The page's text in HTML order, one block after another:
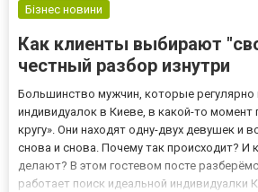
Бізнес новини
Как клиенты выбирают
честный разбор изнутри
Большинство мужчин, которые регулярно
индивидуалок в Киеве, в какой-то момент
кругу». Они находят одну-двух девушек и
снова и снова. Почему так происходит? И
делают? В этом гостевом посте
работает поиск идеальной индивидуалки